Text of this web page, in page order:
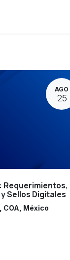
AGO
25
Requerimientos,
Sellos Digitales
COA México